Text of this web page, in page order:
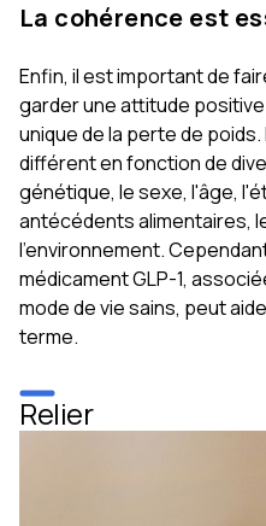
La cohérence est
Enfin, il est important de
garder une attitude
unique de la perte de
différent en fonction de
génétique, le sexe, l'âge,
antécédents alimentaires,
l'environnement.
médicament GLP-1,
mode de vie sains, peut
terme.
Relier